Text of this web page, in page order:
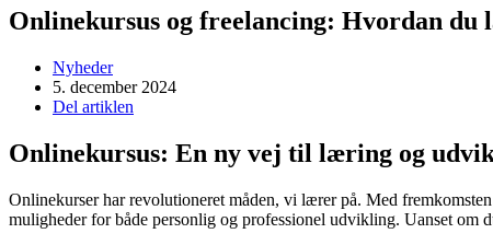
Onlinekursus og freelancing: Hvordan du
Nyheder
5. december 2024
Del artiklen
Onlinekursus: En ny vej til læring og
Onlinekurser har revolutioneret måden, vi lærer på. Med
muligheder for både personlig og professionel udvikling. Uanset om